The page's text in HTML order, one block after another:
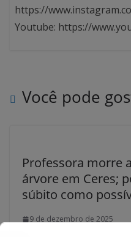
https://
Youtube: https://
Você pode
Professora morre
árvore em Ceres;
súbito como
9 de dezembro de 2025